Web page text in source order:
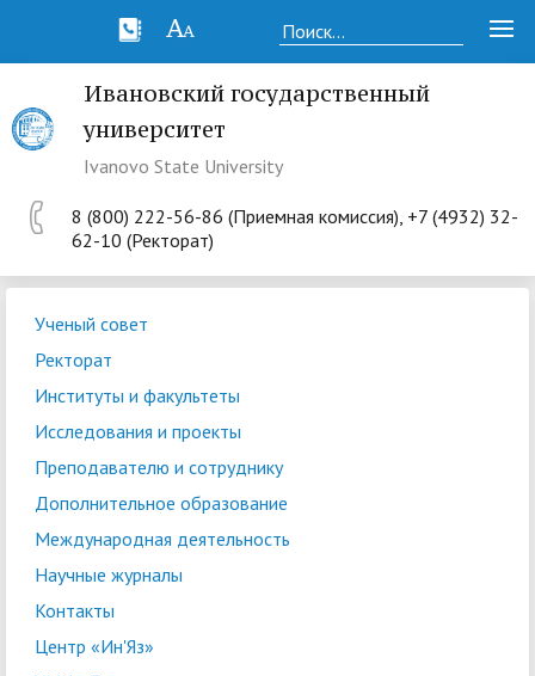
Ивановский государственный
университет
Ivanovo State University
8 (800) 222-56-86 (Приемная комиссия), +7 (4932) 32-
62-10 (Ректорат)
Ученый совет
Ректорат
Институты и факультеты
Исследования и проекты
Преподавателю и сотруднику
Дополнительное образование
Международная деятельность
Научные журналы
Контакты
Центр «Ин'Яз»